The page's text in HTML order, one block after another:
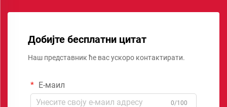
Добијте бесплатни цитат
Наш представник ће вас ускоро контактирати.
Е-маил
0/100